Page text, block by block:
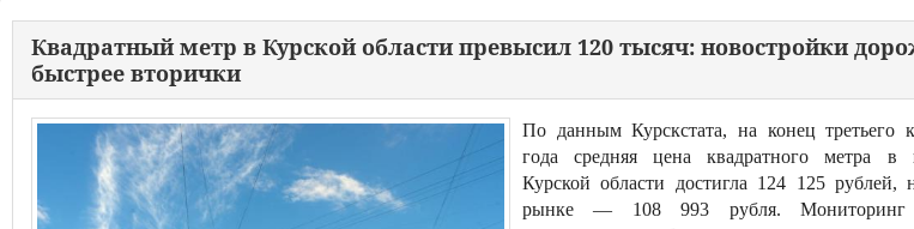
Квадратный метр в Курской области превысил 120 тысяч: новостройки
быстрее вторички
По данным Курскстата, на конец третьего
года средняя цена квадратного метра в
Курской области достигла 124 125 рублей,
рынке — 108 993 рубля. Мониторинг